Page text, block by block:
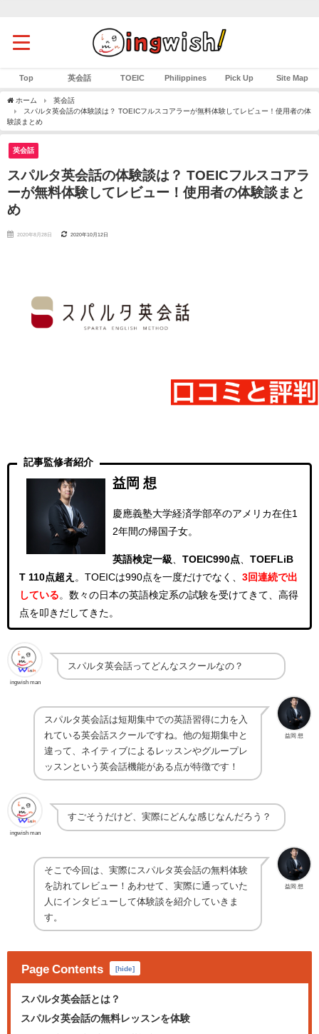
Top 英会話 TOEIC Philippines Pick Up Site Map
ホーム
英会話
スパルタ英会話の体験談は？ TOEICフルスコアラーが無料体験してレビュー！使用者の体
験談まとめ
英会話
スパルタ英会話の体験談は？ TOEICフルスコアラ
ーが無料体験してレビュー！使用者の体験談まと
め
2020年8月28日 2020年10月12日
記事監修者紹介
益岡 想
慶應義塾大学経済学部卒のアメリカ在住1
2年間の帰国子女。
英語検定一級 、TOEIC990点 、TOEFLiB
T 110点超え
TOEICは990点を一度だけでなく、 3回連続で出
している
数々の日本の英語検定系の試験を受けてきて、高得
点を叩きだしてきた。
ingwish man
スパルタ英会話ってどんなスクールなの？
益岡 想
スパルタ英会話は短期集中での英語習得に力を入
れている英会話スクールですね。他の短期集中と
違って、ネイティブによるレッスンやグループレ
ッスンという英会話機能がある点が特徴です！
ingwish man
すごそうだけど、実際にどんな感じなんだろう？
益岡 想
そこで今回は、実際にスパルタ英会話の無料体験
を訪れてレビュー！あわせて、実際に通っていた
人にインタビューして体験談を紹介していきま
す。
Page Contents [hide]
スパルタ英会話とは？
スパルタ英会話の無料レッスンを体験